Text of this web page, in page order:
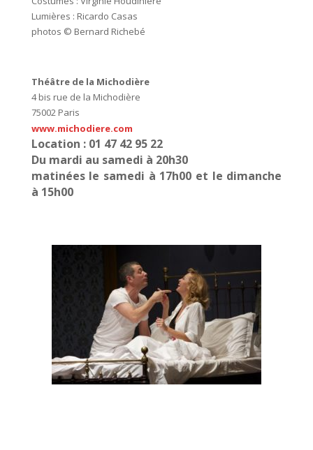
Lumières : Ricardo Casas
photos © Bernard Richebé
Théâtre de la Michodière
4 bis rue de la Michodière
75002 Paris
www.michodiere.com
Location : 01 47 42 95 22
Du mardi au samedi à 20h30
matinées le samedi à 17h00 et le dimanche
à 15h00